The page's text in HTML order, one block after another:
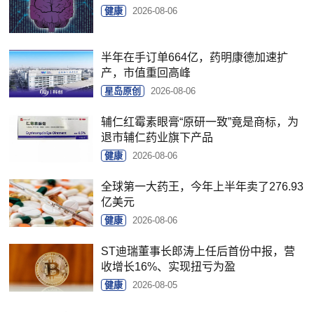
健康 2026-08-06
半年在手订单664亿，药明康德加速扩
产，市值重回高峰
星岛原创 2026-08-06
辅仁红霉素眼膏“原研一致”竟是商标，为
退市辅仁药业旗下产品
健康 2026-08-06
全球第一大药王，今年上半年卖了276.93
亿美元
健康 2026-08-06
ST迪瑞董事长郎涛上任后首份中报，营
收增长16%、实现扭亏为盈
健康 2026-08-05